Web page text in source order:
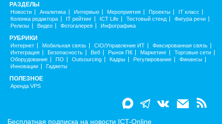
РАЗДЕЛЫ
Новости Аналитика Интервью Мероприятия Проекты
IT класс
Колонка редактора
IT рейтинг ICT Life Тестовый стенд
Фигура речи
Релизы
Видео Фотогалерея Инфографика
РУБРИКИ
Интернет Мобильная связь CIO/Управление ИТ
Фиксированная связь
Интеграция
Безопасность Веб Рынок ПК Маркетинг
Торговые сети
Оборудование
ПО Outsourcing Кадры Регулирование
Финансы
Инновации
Гаджеты
ПОЛЕЗНОЕ
Аренда VPS
Бесплатная подписка на новости ICT-Online